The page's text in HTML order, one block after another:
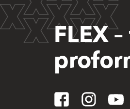
FLEX